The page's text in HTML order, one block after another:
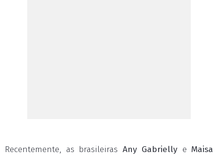
Recentemente, as brasileiras Any Gabrielly e Maisa